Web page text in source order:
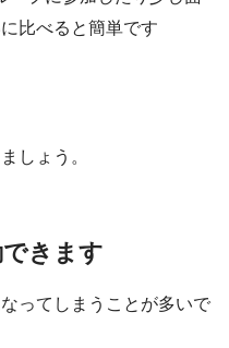
比べると簡単です
しょう。
きます
ってしまうことが多いで